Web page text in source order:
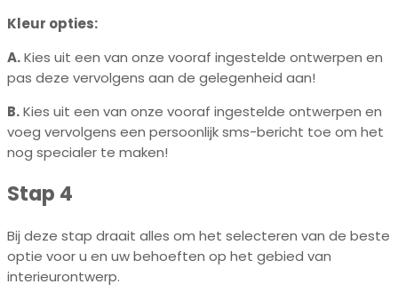
Kleur opties:
A.Kies uit een van onze vooraf ingestelde ontwerpen en
pas deze vervolgens aan de gelegenheid aan!
B.Kies uit een van onze vooraf ingestelde ontwerpen en
voeg vervolgens een persoonlijk sms-bericht toe om het
nog specialer te maken!
Stap 4
Bij deze stap draait alles om het selecteren van de beste
optie voor u en uw behoeften op het gebied van
interieurontwerp.